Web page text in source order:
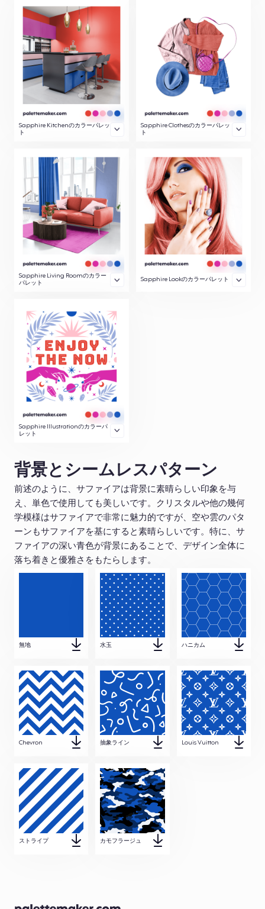
Sapphire Kitchenのカラーパレッ
ト
Sapphire Clothesのカラーパレッ
ト
Sapphire Living Roomのカラー
パレット
Sapphire Lookのカラーパレット
Sapphire Illustrationのカラーパ
レット
背景とシームレスパターン
前述のように、サファイアは背景に素晴らしい印象を与
え、単色で使用しても美しいです。クリスタルや他の幾何
学模様はサファイアで非常に魅力的ですが、空や雲のパタ
ーンもサファイアを基にすると素晴らしいです。特に、サ
ファイアの深い青色が背景にあることで、デザイン全体に
落ち着きと優雅さをもたらします。
無地 水玉 ハニカム
Chevron 抽象ライン Louis Vuitton
ストライプ カモフラージュ